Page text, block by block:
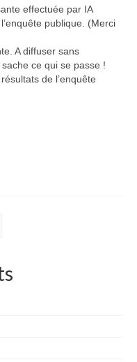
/ environnement
effectuée par IA
publique. (Merci
A diffuser sans
ce qui se passe !
de l’enquête